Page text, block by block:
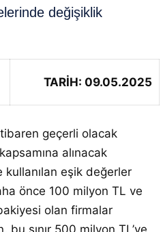
değişiklik
TARİH: 09.05.2025
geçerli olacak
alınacak
kullanılan eşik değerler
önce 100 milyon TL ve
olan firmalar
sınır 500 milyon TL’ye